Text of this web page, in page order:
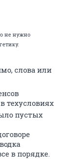
не нужно
слова или
техусловиях
пустых
в порядке.